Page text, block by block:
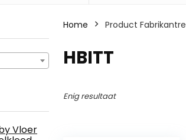
Vloer
Home Product
‎HBITT
Enig resultaat